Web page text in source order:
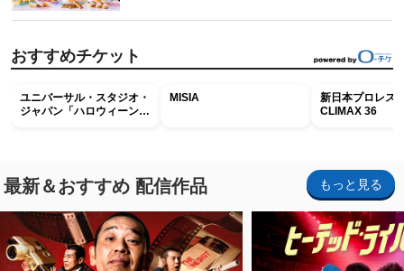
おすすめチケット
ユニバーサル・スタジオ・
ジャパン「ハロウィーン・
MISIA
新日本プロレス
CLIMAX 36
最新＆おすすめ 配信作品 もっと見る